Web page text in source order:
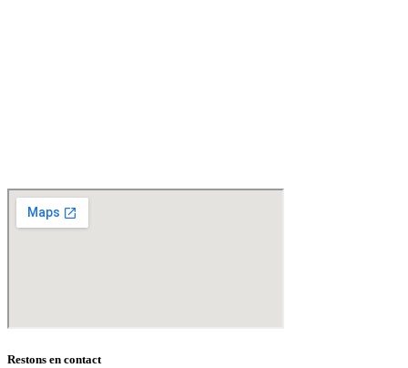
Restons en contact